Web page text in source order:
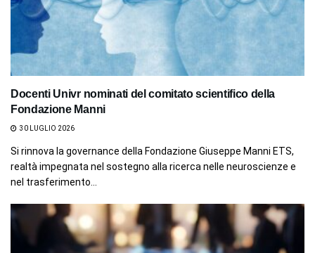
Docenti Univr nominati del comitato scientifico della
Fondazione Manni
30 LUGLIO 2026
Si rinnova la governance della Fondazione Giuseppe Manni ETS,
realtà impegnata nel sostegno alla ricerca nelle neuroscienze e
nel trasferimento...